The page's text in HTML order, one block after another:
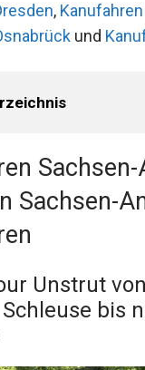
,
und
Sachsen-
Unstrut
bis